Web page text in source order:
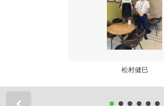
松村健巳